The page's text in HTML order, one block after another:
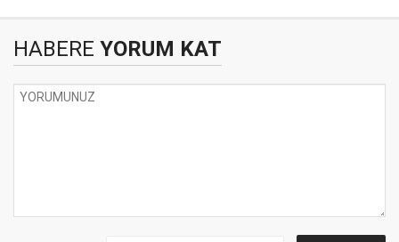
HABERE YORUM KAT